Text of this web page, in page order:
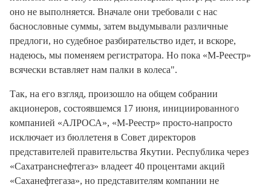
оно не выполняется. Вначале они требовали с нас
баснословные суммы, затем выдумывали различные
предлоги, но судебное разбирательство идет, и вскоре,
надеюсь, мы поменяем регистратора. Но пока «М-Реестр»
всячески вставляет нам палки в колеса".
Так, на его взгляд, произошло на общем собрании
акционеров, состоявшемся 17 июня, инициированного
компанией «АЛРОСА», «М-Реестр» просто-напросто
исключает из бюллетеня в Совет директоров
представителей правительства Якутии. Республика через
«Сахатранснефтегаз» владеет 40 процентами акций
«Саханефтегаза», но представителям компании не